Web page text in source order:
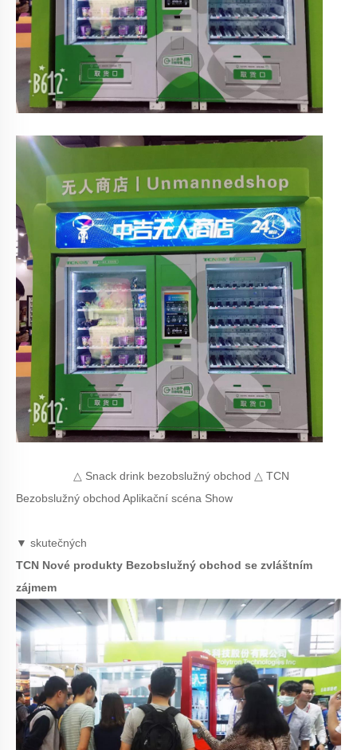
△ Snack drink bezobslužný obchod △ TCN
Bezobslužný obchod Aplikační scéna Show
▼ skutečných
TCN Nové produkty Bezobslužný obchod se zvláštním
zájmem